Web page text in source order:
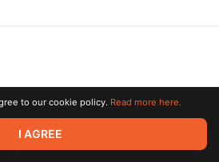
All rights reserved. All trademarks
owners.
to our cookie policy. Read more here.
I AGREE